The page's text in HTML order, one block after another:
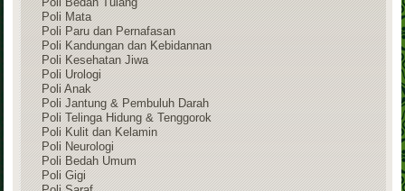
Poli Mata
Poli Paru dan Pernafasan
Poli Kandungan dan Kebidannan
Poli Kesehatan Jiwa
Poli Urologi
Poli Anak
Poli Jantung & Pembuluh Darah
Poli Telinga Hidung & Tenggorok
Poli Kulit dan Kelamin
Poli Neurologi
Poli Bedah Umum
Poli Gigi